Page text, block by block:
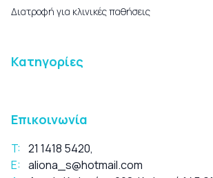
Διατροφή για κλινικές παθήσεις
Κατηγορίες
Επικοινωνία
T: 21 1418 5420,
E: aliona_s@hotmail.com